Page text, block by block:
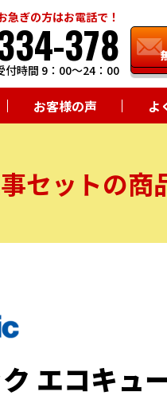
急ぎの方はお電話で！
378
付時間 9：00～24：00
お客様の声 よ
セットの商
エコキュ